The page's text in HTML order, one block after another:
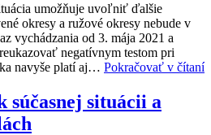
umožňuje uvoľniť ďalšie
okresy a ružové okresy nebude v
vychádzania od 3. mája 2021 a
negatívnym testom pri
navyše platí aj… Pokračovať v čítaní
súčasnej situácii a